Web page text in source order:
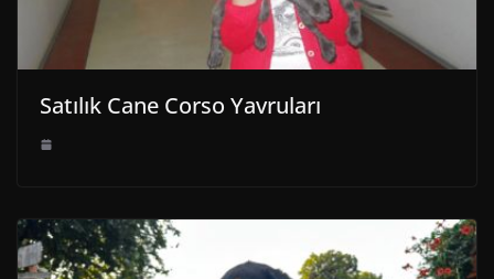
Satılık Cane Corso Yavruları